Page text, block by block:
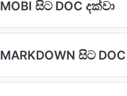
MOBI සිට DOC දක්වා
MARKDOWN සිට